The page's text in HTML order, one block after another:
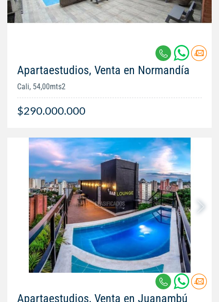
Apartaestudios, Venta en Normandía
Cali, 54,00mts2
$290.000.000
Apartaestudios, Venta en Juanambú